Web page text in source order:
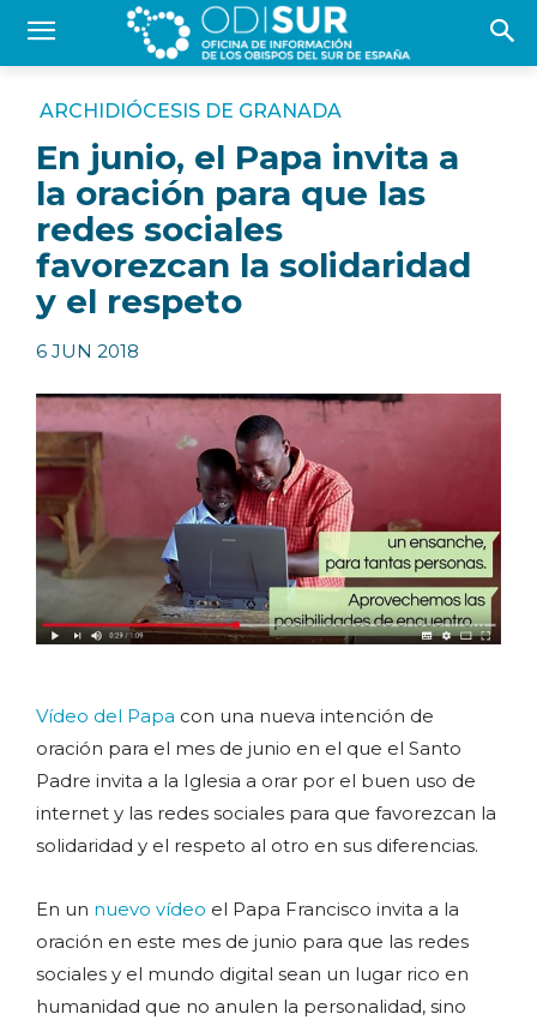
ARCHIDIÓCESIS DE GRANADA
En junio, el Papa invita a
la oración para que las
redes sociales
favorezcan la solidaridad
y el respeto
6 JUN 2018
Vídeo del Papa con una nueva intención de
oración para el mes de junio en el que el Santo
Padre invita a la Iglesia a orar por el buen uso de
internet y las redes sociales para que favorezcan la
solidaridad y el respeto al otro en sus diferencias.
En un nuevo vídeo el Papa Francisco invita a la
oración en este mes de junio para que las redes
sociales y el mundo digital sean un lugar rico en
humanidad que no anulen la personalidad, sino